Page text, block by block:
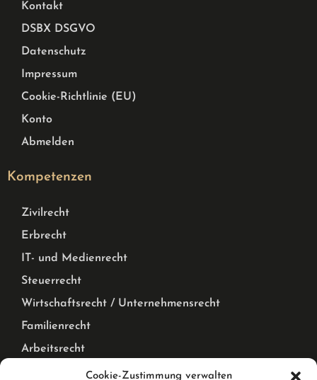
Cookie-Zustimmung verwalten
Kontakt
DSBX DSGVO
Datenschutz
Impressum
Cookie-Richtlinie (EU)
Konto
Abmelden
Kompetenzen
Zivilrecht
Erbrecht
IT- und Medienrecht
Steuerrecht
Wirtschaftsrecht / Unternehmensrecht
Familienrecht
Arbeitsrecht
Mietrecht Privat und Gewerblich, WEG Recht